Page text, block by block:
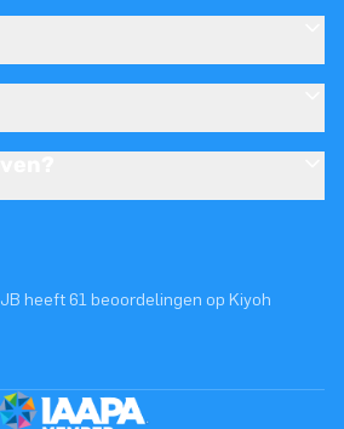
JB heeft 61 beoordelingen op Kiyoh